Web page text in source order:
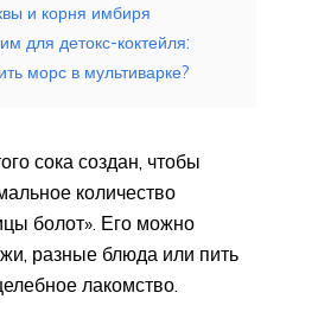
и корня имбиря
для детокс-коктейля:
морс в мультиварке?
сока создан, чтобы
количество
болот». Его можно
разные блюда или пить
лакомство.